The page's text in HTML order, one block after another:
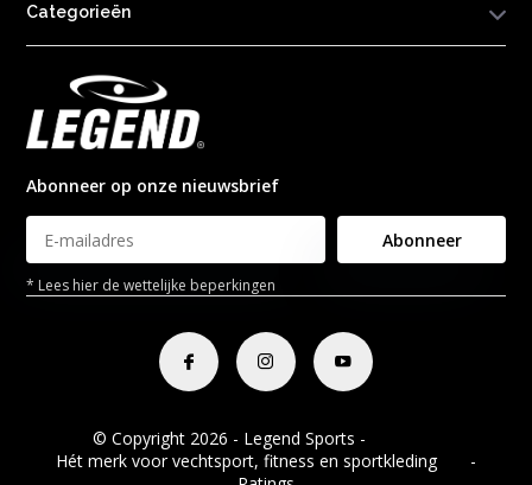
Categorieën
Abonneer op onze nieuwsbrief
Abonneer
* Lees hier de wettelijke beperkingen
© Copyright 2026 - Legend Sports -
Hét merk voor vechtsport, fitness en sportkleding
-